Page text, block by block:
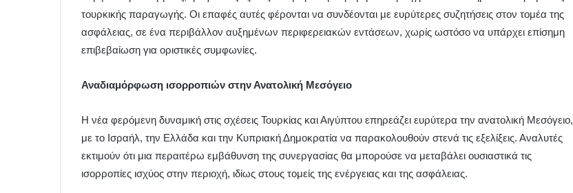
τουρκικής παραγωγής. Οι επαφές αυτές φέρονται να συνδέονται με ευρύτερες συζητήσεις στον τομέα της
ασφάλειας, σε ένα περιβάλλον αυξημένων περιφερειακών εντάσεων, χωρίς ωστόσο να υπάρχει επίσημη
επιβεβαίωση για οριστικές συμφωνίες.
Αναδιαμόρφωση ισορροπιών στην Ανατολική Μεσόγειο
Η νέα φερόμενη δυναμική στις σχέσεις Τουρκίας και Αιγύπτου επηρεάζει ευρύτερα την ανατολική Μεσόγειο,
με το Ισραήλ, την Ελλάδα και την Κυπριακή Δημοκρατία να παρακολουθούν στενά τις εξελίξεις. Αναλυτές
εκτιμούν ότι μια περαιτέρω εμβάθυνση της συνεργασίας θα μπορούσε να μεταβάλει ουσιαστικά τις
ισορροπίες ισχύος στην περιοχή, ιδίως στους τομείς της ενέργειας και της ασφάλειας.